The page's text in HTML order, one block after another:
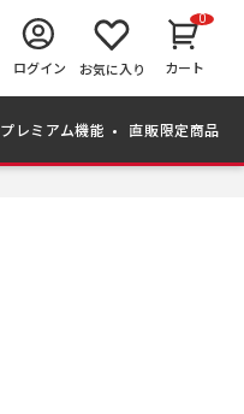
ログイン お気に入り
0
カート
プレミアム機能 直販限定商品